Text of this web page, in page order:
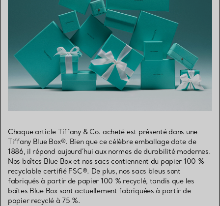
Chaque article Tiffany & Co. acheté est présenté dans une
Tiffany Blue Box®. Bien que ce célèbre emballage date de
1886, il répond aujourd’hui aux normes de durabilité modernes.
Nos boîtes Blue Box et nos sacs contiennent du papier 100 %
recyclable certifié FSC®. De plus, nos sacs bleus sont
fabriqués à partir de papier 100 % recyclé, tandis que les
boîtes Blue Box sont actuellement fabriquées à partir de
papier recyclé à 75 %.